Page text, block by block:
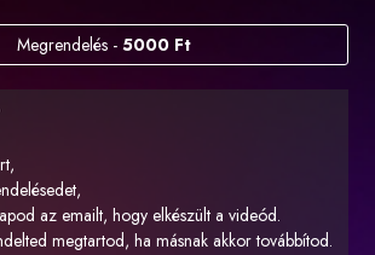
Megrendelés - 5000 Ft
az emailt, hogy elkészült a videód.
megtartod, ha másnak akkor továbbítod.